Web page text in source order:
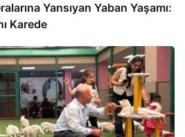
Yansıyan Yaban Yaşamı:
Karede